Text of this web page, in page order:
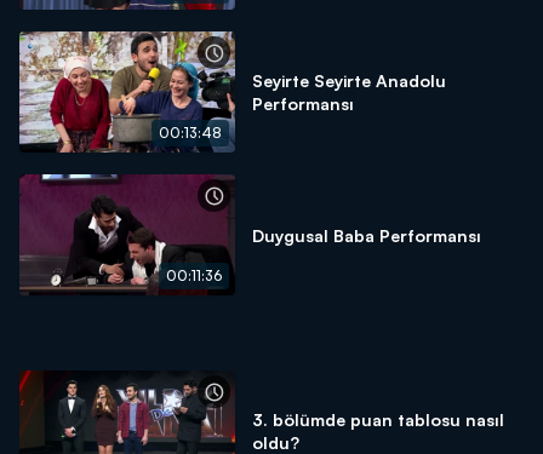
00:13:48
Seyirte Seyirte Anadolu
Performansı
00:11:36
Duygusal Baba Performansı
3. bölümde puan tablosu nasıl
oldu?